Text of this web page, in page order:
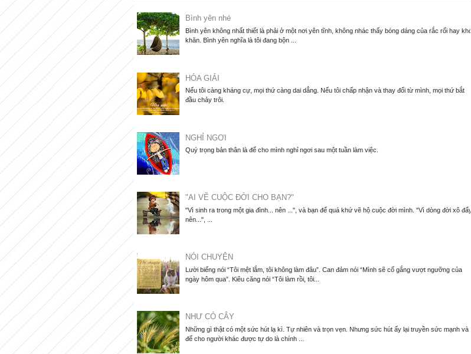
Bình yên nhé
Bình yên không nhất thiết là phải ở một nơi yên tĩnh, không nhác thấy bóng dáng của rắc rối hay khó
khăn. Bình yên nghĩa là tôi đang bộn ...
HÓA GIẢI
Nếu tôi càng kháng cự, mọi thứ càng dai dẳng. Nếu tôi chấp nhận và thay đổi từ mình, mọi thứ bắt
đầu chảy trôi.
NGHỈ NGƠI
Quý trọng bản thân là để cho mình nghỉ ngơi sau một tuần làm việc.
"AI VẼ CUỘC ĐỜI CHO BẠN?"
"Vì sinh ra trong một gia đình... nên ...", và bạn để quá khứ vẽ hộ cuộc đời mình. "Vì dòng đời xô đẩy
nên...", ...
NÓI CHUYỆN
Lười biếng nói “Tôi mệt lắm, tôi không làm đâu”. Can đảm nói “Mình sẽ cố gắng vượt ngưỡng của
ngày hôm qua”. Kiêu căng nói “Tôi làm rồi, tôi...
NHƯ CỎ CÂY
Những gì thật có một sức hút lạ kì. Tự nhiên và trọn vẹn. Nhưng sức hút ấy lại truyền sức mạnh và
để cho người khác được tự do là chính ...